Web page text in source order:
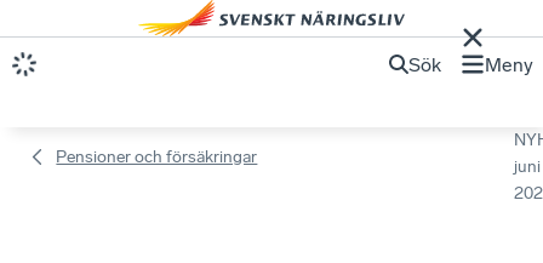
Sök Meny
Pensioner och försäkringar
juni